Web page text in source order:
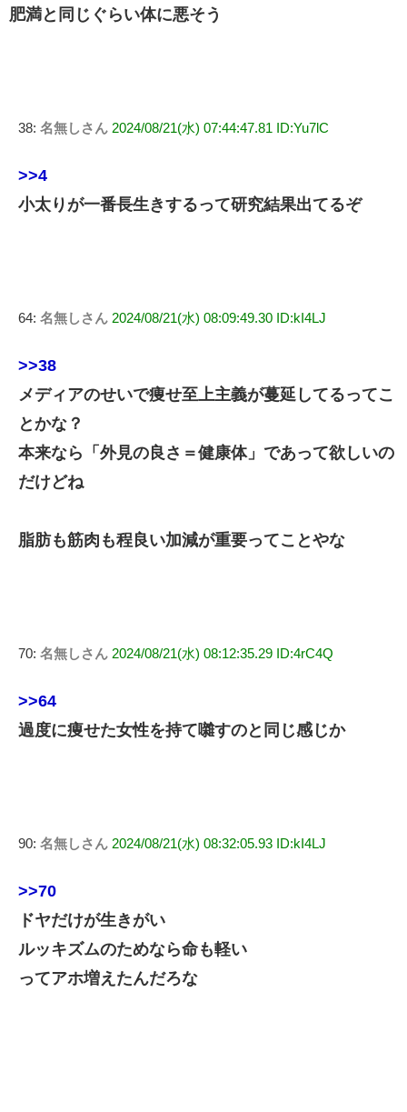
肥満と同じぐらい体に悪そう
38: 名無しさん 2024/08/21(水) 07:44:47.81 ID:Yu7lC
>>4
小太りが一番長生きするって研究結果出てるぞ
64: 名無しさん 2024/08/21(水) 08:09:49.30 ID:kI4LJ
>>38
メディアのせいで痩せ至上主義が蔓延してるってこ
とかな？
本来なら「外見の良さ＝健康体」であって欲しいの
だけどね
脂肪も筋肉も程良い加減が重要ってことやな
70: 名無しさん 2024/08/21(水) 08:12:35.29 ID:4rC4Q
>>64
過度に痩せた女性を持て囃すのと同じ感じか
90: 名無しさん 2024/08/21(水) 08:32:05.93 ID:kI4LJ
>>70
ドヤだけが生きがい
ルッキズムのためなら命も軽い
ってアホ増えたんだろな